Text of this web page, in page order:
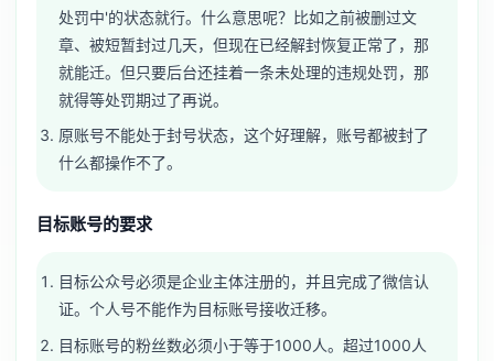
处罚中'的状态就行。什么意思呢？比如之前被删过文
章、被短暂封过几天，但现在已经解封恢复正常了，那
就能迁。但只要后台还挂着一条未处理的违规处罚，那
就得等处罚期过了再说。
原账号不能处于封号状态，这个好理解，账号都被封了
什么都操作不了。
目标账号的要求
目标公众号必须是企业主体注册的，并且完成了微信认
证。个人号不能作为目标账号接收迁移。
目标账号的粉丝数必须小于等于1000人。超过1000人